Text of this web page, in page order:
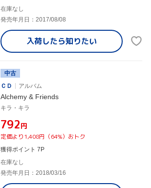
在庫なし
発売年月日：2017/08/08
入荷したら知りたい
中古
ＣＤ
アルバム
Alchemy & Friends
キラ・キラ
¥792円
定価より1,408円（64%）おトク
獲得ポイント 7P
在庫なし
発売年月日：2018/03/16